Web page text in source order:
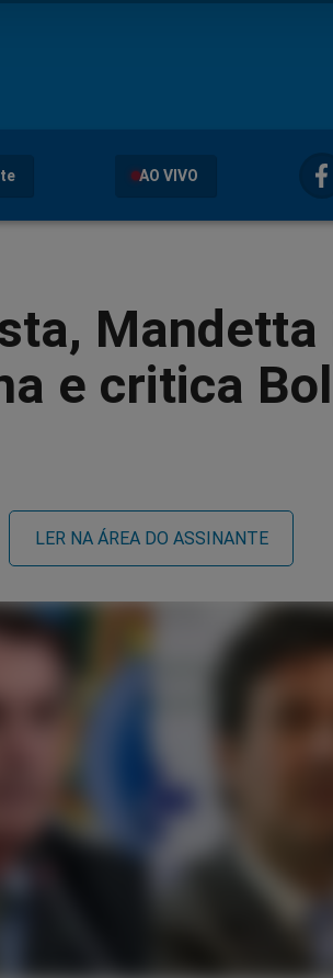
AO VIVO
Mandetta
e critica
LER NA ÁREA DO ASSINANTE